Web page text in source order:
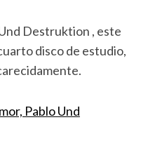
Destruktion , este
disco de estudio,
Pablo Und